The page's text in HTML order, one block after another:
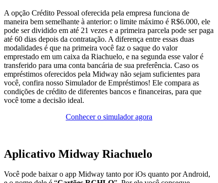
A opção Crédito Pessoal oferecida pela empresa funciona de
maneira bem semelhante à anterior: o limite máximo é R$6.000, ele
pode ser dividido em até 21 vezes e a primeira parcela pode ser paga
até 60 dias depois da contratação. A diferença entre essas duas
modalidades é que na primeira você faz o saque do valor
emprestado em um caixa da Riachuelo, e na segunda esse valor é
transferido para uma conta bancária de sua preferência. Caso os
empréstimos oferecidos pela Midway não sejam suficientes para
você, confira nosso Simulador de Empréstimos! Ele compara as
condições de crédito de diferentes bancos e financeiras, para que
você tome a decisão ideal.
Conhecer o simulador agora
Aplicativo Midway Riachuelo
Você pode baixar o app Midway tanto por iOs quanto por Android,